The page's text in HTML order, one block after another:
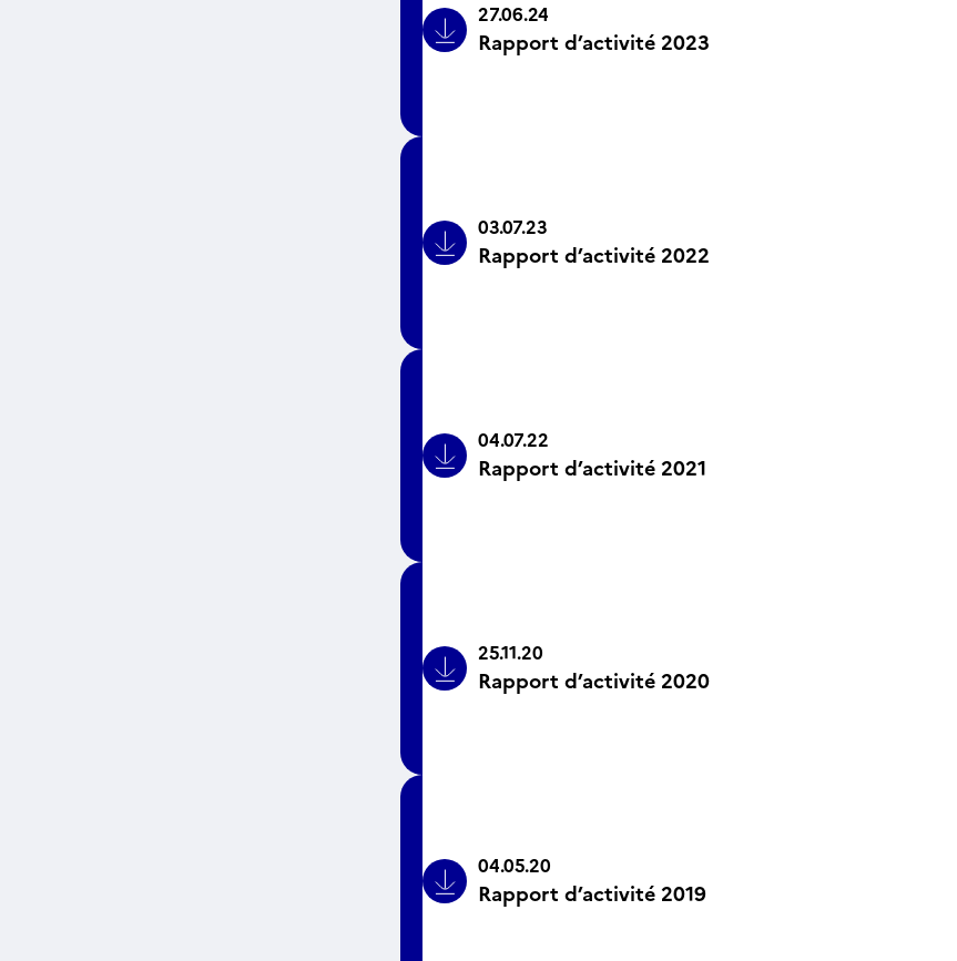
Bouton Icône
27.06.24
Rapport d’activité 2023
Bouton Icône
03.07.23
Rapport d’activité 2022
Bouton Icône
04.07.22
Rapport d’activité 2021
Bouton Icône
25.11.20
Rapport d’activité 2020
Bouton Icône
04.05.20
Rapport d’activité 2019